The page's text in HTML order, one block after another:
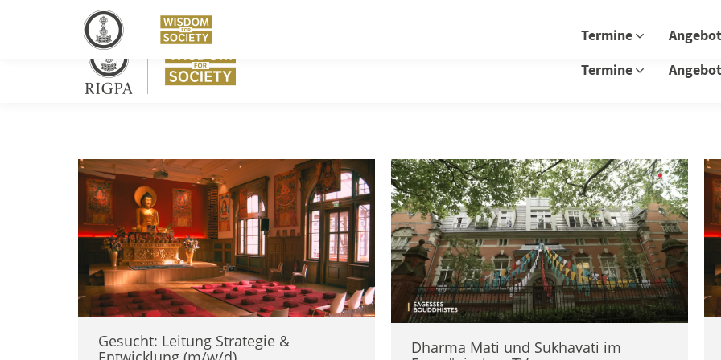
Termine Angebot
Gesucht: Leitung Strategie &
Dharma Mati und Sukhavati im
Termine Angebot